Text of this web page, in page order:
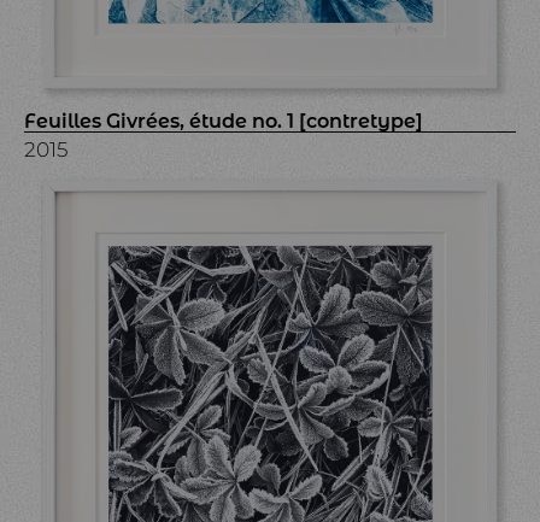
Feuilles Givrées, étude no. 1 [contretype]
2015